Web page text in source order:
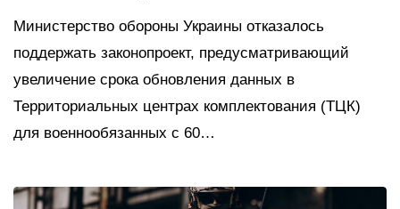
Министерство обороны Украины отказалось
поддержать законопроект, предусматривающий
увеличение срока обновления данных в
Территориальных центрах комплектования (ТЦК)
для военнообязанных с 60…